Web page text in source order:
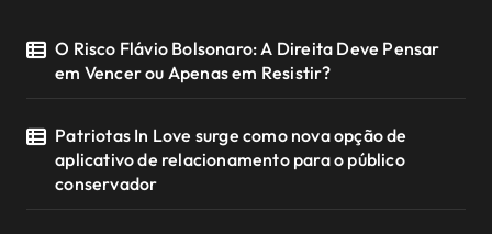
O Risco Flávio Bolsonaro: A Direita Deve Pensar
em Vencer ou Apenas em Resistir?
Patriotas In Love surge como nova opção de
aplicativo de relacionamento para o público
conservador